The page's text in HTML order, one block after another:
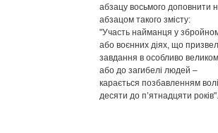
абзацу восьмого доповнити
абзацом такого змісту:
"Участь найманця у
або воєнних діях, що
завдання в особливо
або до загибелі людей –
карається позбавленням
десяти до п’ятнадцяти років".